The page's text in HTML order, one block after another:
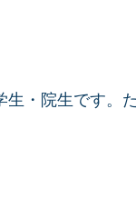
・院生です。